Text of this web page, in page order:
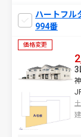
ハートフル
994番
価格変更